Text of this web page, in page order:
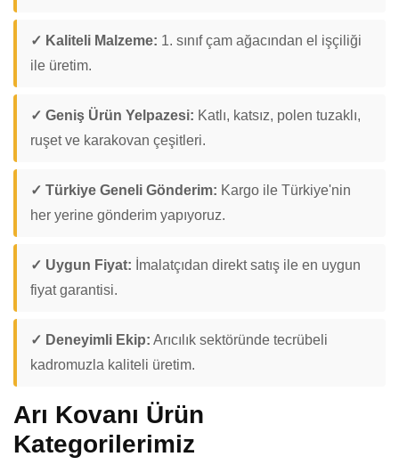
✓ Kaliteli Malzeme: 1. sınıf çam ağacından el işçiliği
ile üretim.
✓ Geniş Ürün Yelpazesi: Katlı, katsız, polen tuzaklı,
ruşet ve karakovan çeşitleri.
✓ Türkiye Geneli Gönderim: Kargo ile Türkiye'nin
her yerine gönderim yapıyoruz.
✓ Uygun Fiyat: İmalatçıdan direkt satış ile en uygun
fiyat garantisi.
✓ Deneyimli Ekip: Arıcılık sektöründe tecrübeli
kadromuzla kaliteli üretim.
Arı Kovanı Ürün
Kategorilerimiz